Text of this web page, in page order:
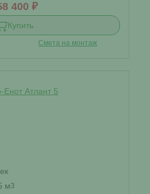
400 ₽
Купить
Смета на монтаж
Енот Атлант 5
м3